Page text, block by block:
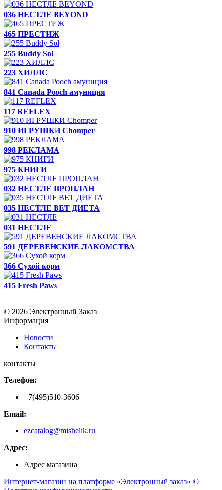
036 НЕСТЛЕ BEYOND
465 ПРЕСТИЖ
255 Buddy Sol
223 ХИЛЛC
841 Canada Poоch амуниция
117 REFLEX
910 ИГРУШКИ Chomper
998 РЕКЛАМА
975 КНИГИ
032 НЕСТЛЕ ПРОПЛАН
035 НЕСТЛЕ ВЕТ ДИЕТА
031 НЕСТЛЕ
591 ДЕРЕВЕНСКИЕ ЛАКОМСТВА
366 Сухой корм
415 Fresh Paws
© 2026 Электронный Заказ
Информация
Новости
Контакты
контакты
Телефон:
+7(495)510-3606
Email:
ezcatalog@mishelik.ru
Адрес:
Адрес магазина
Интернет-магазин на платформе «Электронный заказ» ©